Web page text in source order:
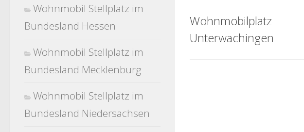
Wohnmobilplatz
Unterwachingen
Wohnmobil Stellplatz im
Bundesland Hessen
Wohnmobil Stellplatz im
Bundesland Mecklenburg
Wohnmobil Stellplatz im
Bundesland Niedersachsen